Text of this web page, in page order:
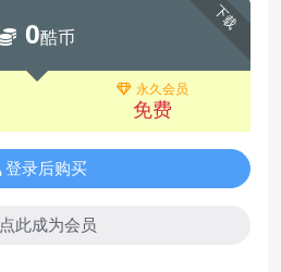
下载
0酷币
永久会员
免费
登录后购买
点此成为会员